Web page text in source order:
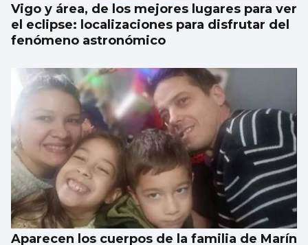
Vigo y área, de los mejores lugares para ver
el eclipse: localizaciones para disfrutar del
fenómeno astronómico
Aparecen los cuerpos de la familia de Marín